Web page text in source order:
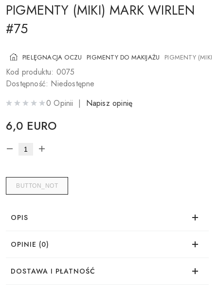
PIGMENTY (MIKI) MARK WIRLEN
#75
PIELĘGNACJA OCZU PIGMENTY DO MAKIJAŻU PIGMENTY (MIKI)
Kod produktu: 0075
Dostępność: Niedostępne
0 Opinii | Napisz opinię
6,0 EURO
BUTTON_NOT
OPIS
OPINIE (0)
Brak opinii dla tego produktu.
DOSTAWA I PŁATNOŚĆ